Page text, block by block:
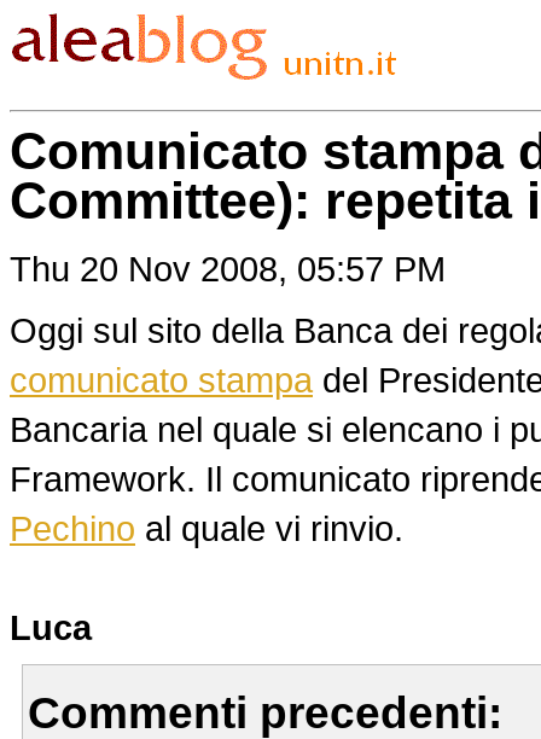
Comunicato stampa
Committee): repetita
Thu 20 Nov 2008, 05:57 PM
Oggi sul sito della Banca dei
comunicato stampa del
Bancaria nel quale si elencano i
Framework. Il comunicato
Pechino al quale vi rinvio.
Luca
Commenti precedenti: